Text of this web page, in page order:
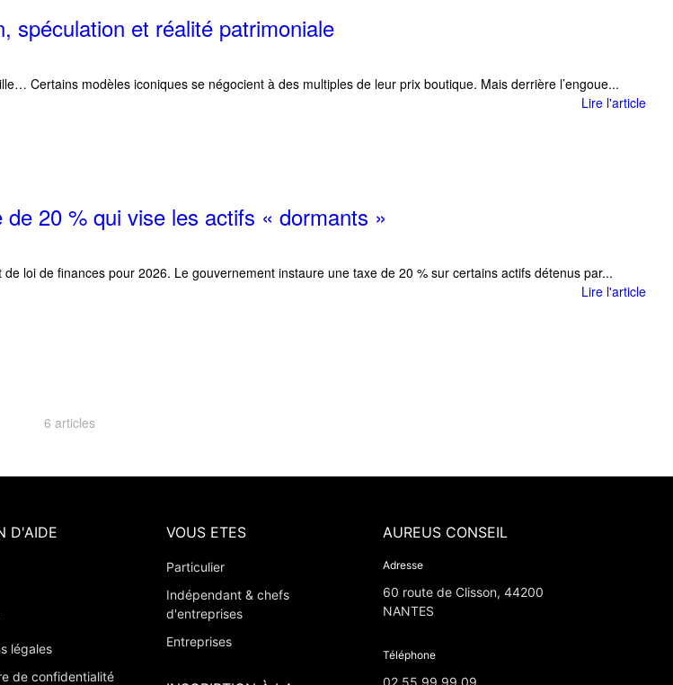
spéculation et réalité patrimoniale
Certains modèles iconiques se négocient à des multiples de leur prix boutique. Mais derrière l’engoue...
Lire l'article
20 % qui vise les actifs « dormants »
de loi de finances pour 2026. Le gouvernement instaure une taxe de 20 % sur certains actifs détenus par...
Lire l'article
6 articles
D'AIDE
légales
de confidentialité
VOUS ETES
Particulier
Indépendant & chefs
d'entreprises
Entreprises
AUREUS CONSEIL
Adresse
60 route de Clisson, 44200
NANTES
Téléphone
02 55 99 99 09